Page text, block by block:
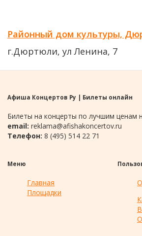
Районный дом культуры,
г.Дюртюли, ул Ленина, 7
Афиша Концертов Ру | Билеты онлайн
Билеты на концерты по лучшим ценам
email: reklama@afishakoncertov.ru
Телефон: 8 (495) 514 22 71
Меню
Главная
Площадки